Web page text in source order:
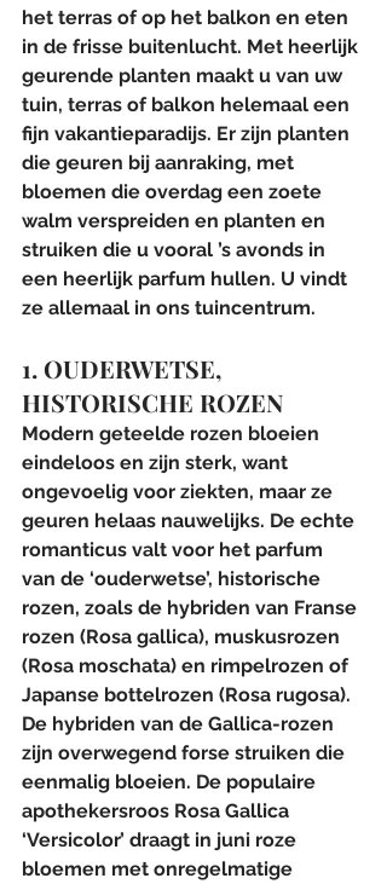
het terras of op het balkon en eten
in de frisse buitenlucht. Met heerlijk
geurende planten maakt u van uw
tuin, terras of balkon helemaal een
fijn vakantieparadijs. Er zijn planten
die geuren bij aanraking, met
bloemen die overdag een zoete
walm verspreiden en planten en
struiken die u vooral ’s avonds in
een heerlijk parfum hullen. U vindt
ze allemaal in ons tuincentrum.
1. OUDERWETSE,
HISTORISCHE ROZEN
Modern geteelde rozen bloeien
eindeloos en zijn sterk, want
ongevoelig voor ziekten, maar ze
geuren helaas nauwelijks. De echte
romanticus valt voor het parfum
van de ‘ouderwetse’, historische
rozen, zoals de hybriden van Franse
rozen (Rosa gallica), muskusrozen
(Rosa moschata) en rimpelrozen of
Japanse bottelrozen (Rosa rugosa).
De hybriden van de Gallica-rozen
zijn overwegend forse struiken die
eenmalig bloeien. De populaire
apothekersroos Rosa Gallica
‘Versicolor’ draagt in juni roze
bloemen met onregelmatige